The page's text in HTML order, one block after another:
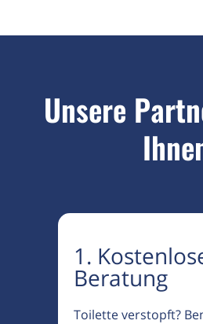
Unsere
1.
Beratung
Toilette verstopft?